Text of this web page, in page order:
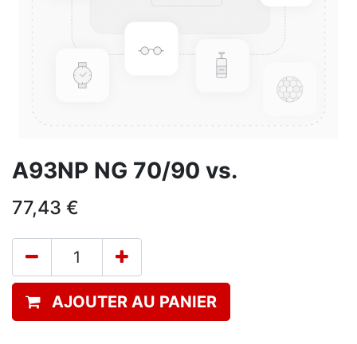
A93NP NG 70/90 vs.
77,43 €
AJOUTER AU PANIER